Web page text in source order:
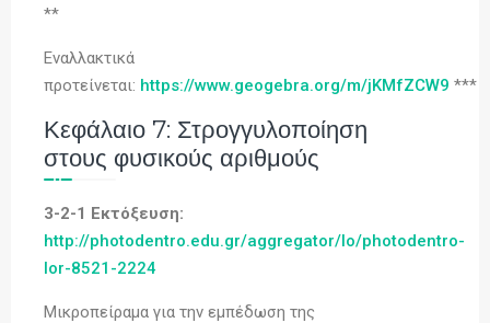
**
Εναλλακτικά
προτείνεται: https://www.geogebra.org/m/jKMfZCW9 ***
Κεφάλαιο 7: Στρογγυλοποίηση
στους φυσικούς αριθμούς
3-2-1 Εκτόξευση:
http://photodentro.edu.gr/aggregator/lo/photodentro-
lor-8521-2224
Μικροπείραμα για την εμπέδωση της